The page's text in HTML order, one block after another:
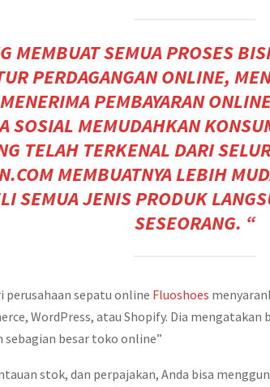
MEMBUAT SEMUA PROSES
PERDAGANGAN ONLINE,
PEMBAYARAN
SOSIAL MEMUDAHKAN
TELAH TERKENAL DARI
MEMBUATNYA LEBIH
SEMUA JENIS PRODUK
SESEORANG. “
perusahaan sepatu online Fluoshoes
WordPress, atau Shopify. Dia mengatakan
sebagian besar toko online”
stok, dan perpajakan, Anda bisa